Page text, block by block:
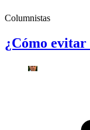
Columnistas
¿Cómo